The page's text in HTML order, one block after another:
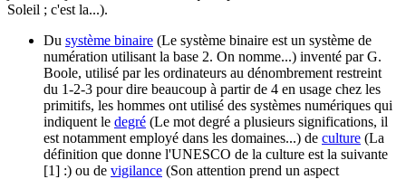
Soleil ; c'est la...).
Du système binaire (Le système binaire est un système de
numération utilisant la base 2. On nomme...) inventé par G.
Boole, utilisé par les ordinateurs au dénombrement restreint
du 1-2-3 pour dire beaucoup à partir de 4 en usage chez les
primitifs, les hommes ont utilisé des systèmes numériques qui
indiquent le degré (Le mot degré a plusieurs significations, il
est notamment employé dans les domaines...) de culture (La
définition que donne l'UNESCO de la culture est la suivante
[1] :) ou de vigilance (Son attention prend un aspect